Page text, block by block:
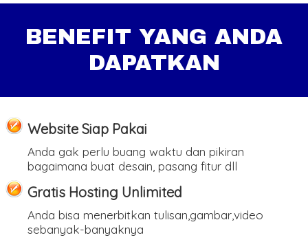
BENEFIT YANG ANDA
DAPATKAN
Website Siap Pakai
Anda gak perlu buang waktu dan pikiran
bagaimana buat desain, pasang fitur dll
Gratis Hosting Unlimited
Anda bisa menerbitkan tulisan,gambar,video
sebanyak-banyaknya